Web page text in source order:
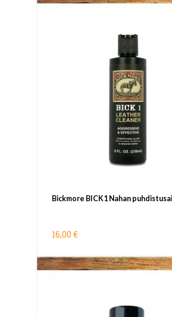
Bickmore BICK1 Nahan
16,00 €